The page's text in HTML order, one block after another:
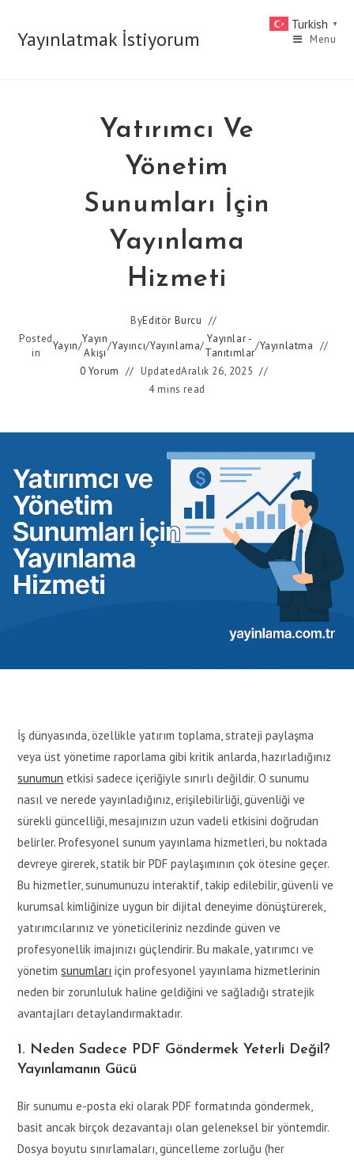
contentYayınlatmak İstiyorum Menu
Yatırımcı Ve
Yönetim
Sunumları İçin
Yayınlama
Hizmeti
ByEditör Burcu
Posted
in
Yayın/
Yayın
Akışı
/Yayıncı/Yayınlama/
Yayınlar -
Tanıtımlar
/Yayınlatma
0 Yorum
UpdatedAralık 26, 2025
4 mins read
İş dünyasında, özellikle yatırım toplama, strateji paylaşma
veya üst yönetime raporlama gibi kritik anlarda, hazırladığınız
sunumun etkisi sadece içeriğiyle sınırlı değildir. O sunumu
nasıl ve nerede yayınladığınız, erişilebilirliği, güvenliği ve
sürekli güncelliği, mesajınızın uzun vadeli etkisini doğrudan
belirler. Profesyonel sunum yayınlama hizmetleri, bu noktada
devreye girerek, statik bir PDF paylaşımının çok ötesine geçer.
Bu hizmetler, sunumunuzu interaktif, takip edilebilir, güvenli ve
kurumsal kimliğinize uygun bir dijital deneyime dönüştürerek,
yatırımcılarınız ve yöneticileriniz nezdinde güven ve
profesyonellik imajınızı güçlendirir. Bu makale, yatırımcı ve
yönetimsunumları için profesyonel yayınlama hizmetlerinin
neden bir zorunluluk haline geldiğini ve sağladığı stratejik
avantajları detaylandırmaktadır.
1. Neden Sadece PDF Göndermek Yeterli Değil?
Yayınlamanın Gücü
Bir sunumu e-posta eki olarak PDF formatında göndermek,
basit ancak birçok dezavantajı olan geleneksel bir yöntemdir.
Dosya boyutu sınırlamaları, güncelleme zorluğu (her
Turkish ▼